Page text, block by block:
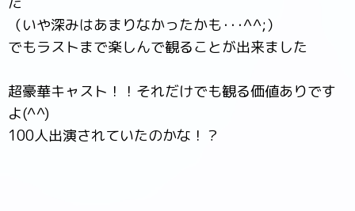
（いや深みはあまりなかったかも･･･^^;）
でもラストまで楽しんで観ることが出来ました
超豪華キャスト！！それだけでも観る価値ありです
よ(^^)
100人出演されていたのかな！？